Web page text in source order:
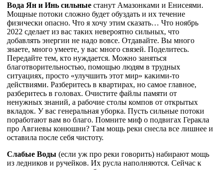
Вода Ян и Инь сильные станут Амазонками и Енисеями.
Мощные потоки сложно будет обуздать и их течение
физически опасно. Что я хочу этим сказать… Что ноябрь
2022 сделает из вас таких невероятно сильных, что
добавлять энергии не надо вовсе. Отдавайте. Вы много
знаете, много умеете, у вас много связей. Поделитесь.
Передайте тем, кто нуждается. Можно заняться
благотворительностью, помощью людям в трудных
ситуациях, просто «улучшить этот мир» какими-то
действиями. Разберитесь в квартирах, но самое главное,
разберитесь в головах. Очистите файлы памяти от
ненужных знаний, а рабочие столы компов от открытых
вкладок. У вас генеральная уборка. Пусть сильные потоки
поработают вам во благо. Помните миф о подвигах Геракла
про Авгиевы конюшни? Там мощь реки снесла все лишнее и
оставила после себя чистоту.
Слабые Воды (если уж про реки говорить) набирают мощь
из ледников и ручейков. Их русла наполняются. Сейчас к